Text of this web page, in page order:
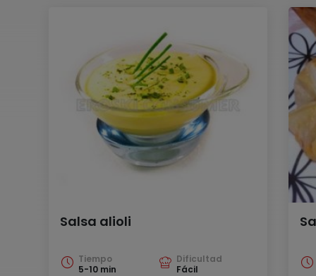
Salsa alioli
Tiempo
5-10 min
Dificultad
Fácil